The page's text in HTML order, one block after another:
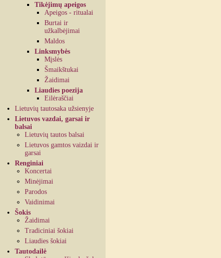
Tikėjimų apeigos
Apeigos - ritualai
Burtai ir
užkalbėjimai
Maldos
Linksmybės
Mįslės
Šmaikštukai
Žaidimai
Liaudies poezija
Eilėraščiai
Lietuvių tautosaka užsienyje
Lietuvos vazdai, garsai ir
balsai
Lietuvių tautos balsai
Lietuvos gamtos vaizdai ir
garsai
Renginiai
Koncertai
Minėjimai
Parodos
Vaidinimai
Šokis
Žaidimai
Tradiciniai šokiai
Liaudies šokiai
Tautodailė